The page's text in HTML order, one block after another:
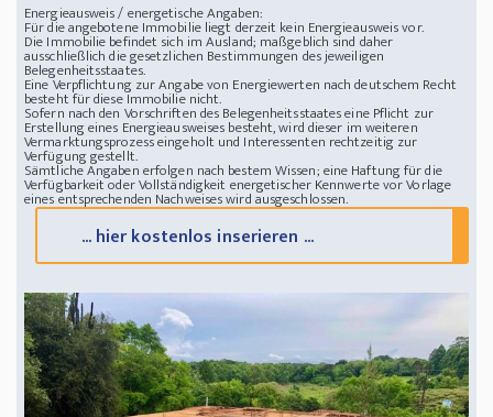
Energieausweis / energetische Angaben:
Für die angebotene Immobilie liegt derzeit kein Energieausweis vor.
Die Immobilie befindet sich im Ausland; maßgeblich sind daher
ausschließlich die gesetzlichen Bestimmungen des jeweiligen
Belegenheitsstaates.
Eine Verpflichtung zur Angabe von Energiewerten nach deutschem Recht
besteht für diese Immobilie nicht.
Sofern nach den Vorschriften des Belegenheitsstaates eine Pflicht zur
Erstellung eines Energieausweises besteht, wird dieser im weiteren
Vermarktungsprozess eingeholt und Interessenten rechtzeitig zur
Verfügung gestellt.
Sämtliche Angaben erfolgen nach bestem Wissen; eine Haftung für die
Verfügbarkeit oder Vollständigkeit energetischer Kennwerte vor Vorlage
eines entsprechenden Nachweises wird ausgeschlossen.
... hier kostenlos inserieren ...